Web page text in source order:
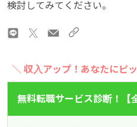
検討してみてください。
＼ 収入アップ！あなたにピ
無料転職サービス診断！【